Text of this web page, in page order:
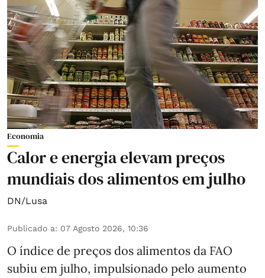
Economia
Calor e energia elevam preços
mundiais dos alimentos em julho
DN/Lusa
Publicado a: 07 Agosto 2026, 10:36
O índice de preços dos alimentos da FAO
subiu em julho, impulsionado pelo aumento